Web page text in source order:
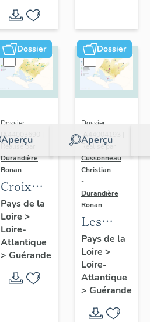
Dossier
Aperçu
Dossier
IA44003690 |
Réalisé par
Durandière
Ronan
Croix
monumentales,
croix de
chemin,
calvaires
oratoires
Pays de la
Loire >
Loire-
Atlantique
> Guérande
Dossier
Aperçu
Dossier
IA44004193 |
Réalisé par
Cussonneau
Christian
-
Durandière
Ronan
Les
moulins
de
Guérande
Pays de la
Loire >
Loire-
Atlantique
> Guérande